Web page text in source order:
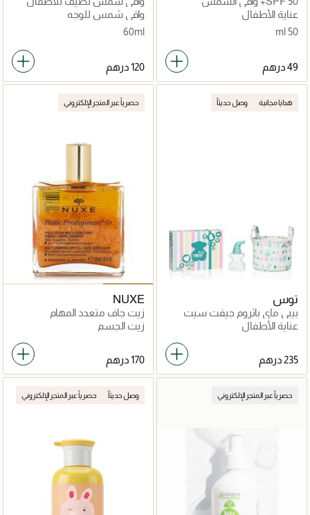
للأطفال
عناية الأطفال
50 ml
واقي شمس للوجه
60ml
هدايا مجانية وصل حديثاً
توس
بيبي ماي باثروم جيفت سيت
عناية الأطفال
حصرياً عبر المتجر الإلكتروني
NUXE
زيت جاف متعدد المهام
زيت الجسم
حصرياً عبر المتجر الإلكتروني وصل حديثاً حصرياً عبر المتجر الإلكتروني